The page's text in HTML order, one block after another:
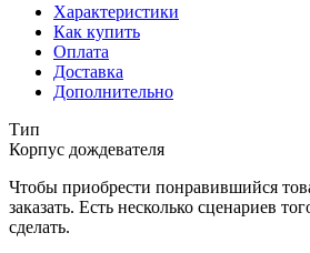
Характеристики
Как купить
Оплата
Доставка
Дополнительно
Тип
Корпус дождевателя
Чтобы приобрести понравившийся
заказать. Есть несколько сценариев
сделать.